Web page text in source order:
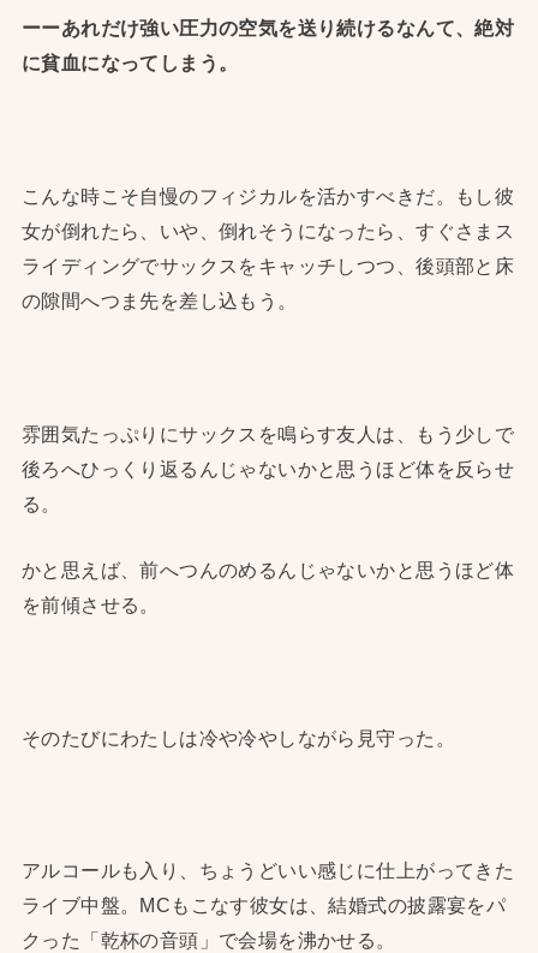
ーーあれだけ強い圧力の空気を送り続けるなんて、絶対
に貧血になってしまう。
こんな時こそ自慢のフィジカルを活かすべきだ。もし彼
女が倒れたら、いや、倒れそうになったら、すぐさまス
ライディングでサックスをキャッチしつつ、後頭部と床
の隙間へつま先を差し込もう。
雰囲気たっぷりにサックスを鳴らす友人は、もう少しで
後ろへひっくり返るんじゃないかと思うほど体を反らせ
る。
かと思えば、前へつんのめるんじゃないかと思うほど体
を前傾させる。
そのたびにわたしは冷や冷やしながら見守った。
アルコールも入り、ちょうどいい感じに仕上がってきた
ライブ中盤。MCもこなす彼女は、結婚式の披露宴をパ
クった「乾杯の音頭」で会場を沸かせる。